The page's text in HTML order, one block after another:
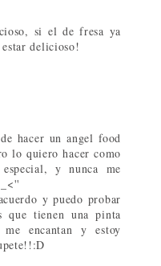
si el de fresa ya
estar delicioso!
hacer un angel food
lo quiero hacer como
y nunca me
y puedo probar
tienen una pinta
me encantan y estoy